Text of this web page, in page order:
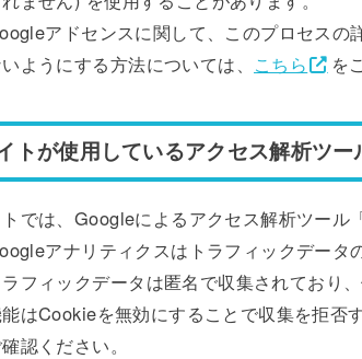
アドセンスに関して、このプロセス
ようにする方法については、 こちら を
トが使用しているアクセス解析ツー
では、Googleによるアクセス解析ツール
アナリティクスはトラフィックデータ
フィックデータは匿名で収集されており
はCookieを無効にすることで収集を拒否
認ください。